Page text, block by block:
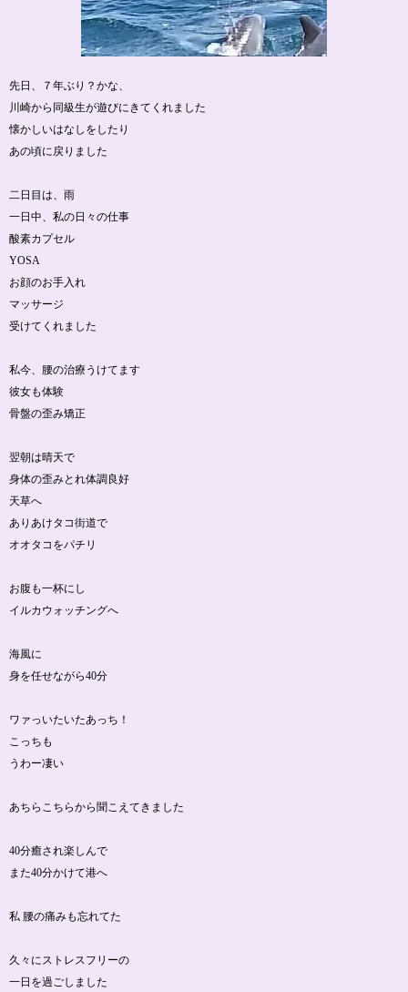
先日、７年ぶり？かな、
川崎から同級生が遊びにきてくれました
懐かしいはなしをしたり
あの頃に戻りました
二日目は、雨
一日中、私の日々の仕事
酸素カプセル
YOSA
お顔のお手入れ
マッサージ
受けてくれました
私今、腰の治療うけてます
彼女も体験
骨盤の歪み矯正
翌朝は晴天で
身体の歪みとれ体調良好
天草へ
ありあけタコ街道で
オオタコをパチリ
お腹も一杯にし
イルカウォッチングへ
海風に
身を任せながら40分
ワァっいたいたあっち！
こっちも
うわー凄い
あちらこちらから聞こえてきました
40分癒され楽しんで
また40分かけて港へ
私 腰の痛みも忘れてた
久々にストレスフリーの
一日を過ごしました